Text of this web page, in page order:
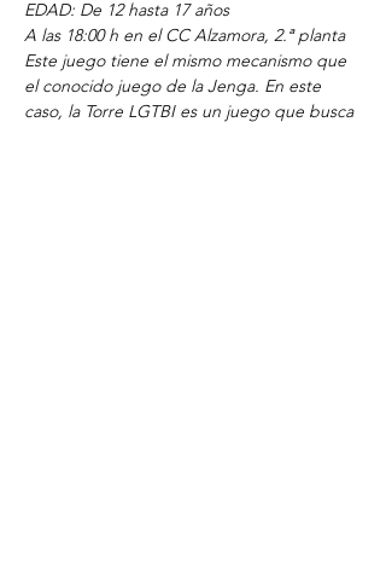
EDAD: De 12 hasta 17 años
A las 18:00 h en el CC Alzamora, 2.ª planta
Este juego tiene el mismo mecanismo que
el conocido juego de la Jenga. En este
caso, la Torre LGTBI es un juego que busca